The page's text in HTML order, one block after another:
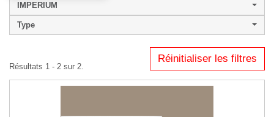
IMPERIUM
Type
Réinitialiser les filtres
Résultats 1 - 2 sur 2.